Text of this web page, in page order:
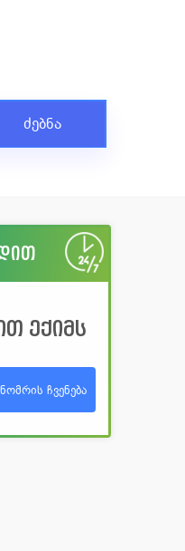
ძებნა
ექიმს
ნომრის ჩვენება